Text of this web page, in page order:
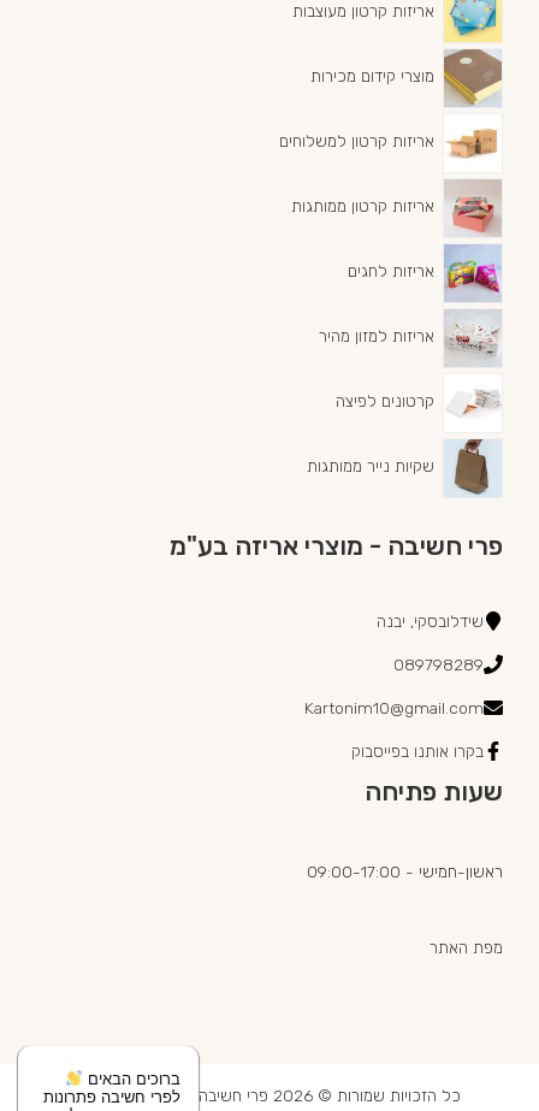
אריזות קרטון מעוצבות
מוצרי קידום מכירות
אריזות קרטון למשלוחים
אריזות קרטון ממותגות
אריזות לחגים
אריזות למזון מהיר
קרטונים לפיצה
שקיות נייר ממותגות
פרי חשיבה - מוצרי אריזה בע"מ
שידלובסקי, יבנה
089798289
Kartonim10@gmail.com
בקרו אותנו בפייסבוק
שעות פתיחה
ראשון-חמישי - 09:00-17:00
מפת האתר
כל הזכויות שמורות © 2026 פרי חשיבה מוצרי אריזה בע"מ
ברוכים הבאים
לפרי חשיבה פתרונות